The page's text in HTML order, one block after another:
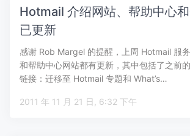
Hotmail 介绍网站、帮助中心
已更新
感谢 Rob Margel 的提醒，上周 Hotmail 服
和帮助中心网站都有更新，其中包括了之前
链接：迁移至 Hotmail 专题和 What’s…
2011 年 11 月 21 日, 6:32 下午